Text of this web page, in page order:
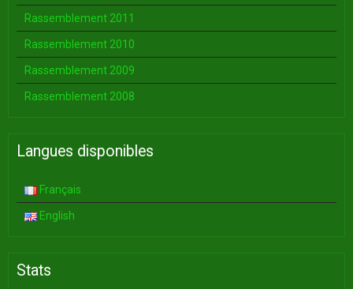
Rassemblement 2011
Rassemblement 2010
Rassemblement 2009
Rassemblement 2008
Langues disponibles
Français
English
Stats